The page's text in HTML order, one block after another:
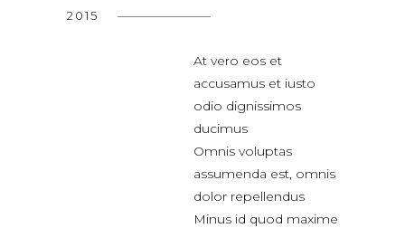
2015
At vero eos et
accusamus et iusto
odio dignissimos
ducimus
Omnis voluptas
assumenda est, omnis
dolor repellendus
Minus id quod maxime